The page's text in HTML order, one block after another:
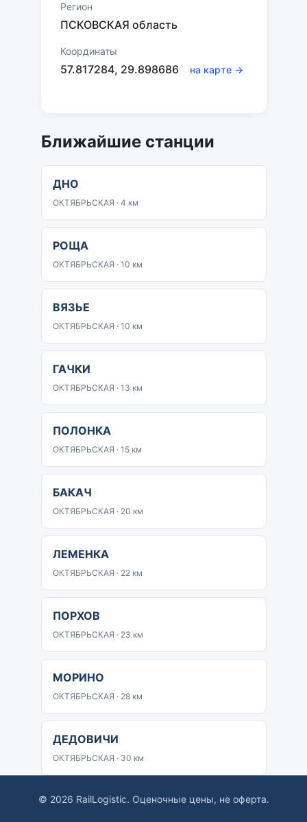
Регион
ПСКОВСКАЯ область
Координаты
57.817284, 29.898686 на карте →
Ближайшие станции
ДНО
ОКТЯБРЬСКАЯ · 4 км
РОЩА
ОКТЯБРЬСКАЯ · 10 км
ВЯЗЬЕ
ОКТЯБРЬСКАЯ · 10 км
ГАЧКИ
ОКТЯБРЬСКАЯ · 13 км
ПОЛОНКА
ОКТЯБРЬСКАЯ · 15 км
БАКАЧ
ОКТЯБРЬСКАЯ · 20 км
ЛЕМЕНКА
ОКТЯБРЬСКАЯ · 22 км
ПОРХОВ
ОКТЯБРЬСКАЯ · 23 км
МОРИНО
ОКТЯБРЬСКАЯ · 28 км
ДЕДОВИЧИ
ОКТЯБРЬСКАЯ · 30 км
© 2026 RailLogistic. Оценочные цены, не оферта.